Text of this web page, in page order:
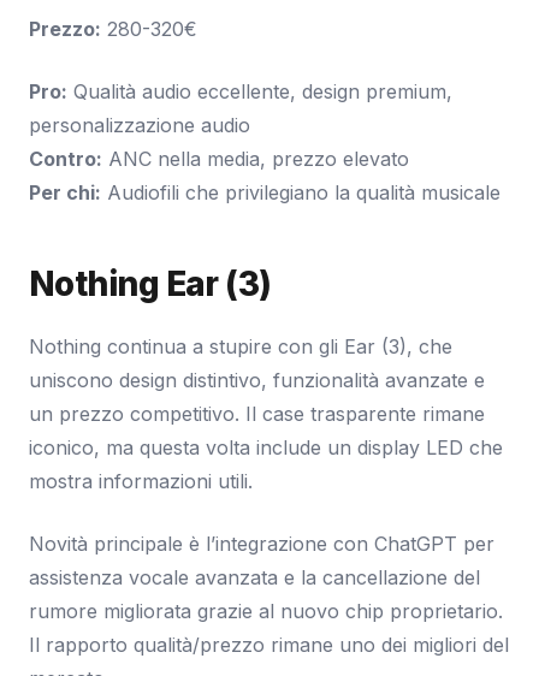
Prezzo: 280-320€
Pro: Qualità audio eccellente, design premium,
personalizzazione audio
Contro: ANC nella media, prezzo elevato
Per chi: Audiofili che privilegiano la qualità musicale
Nothing Ear (3)
Nothing continua a stupire con gli Ear (3), che
uniscono design distintivo, funzionalità avanzate e
un prezzo competitivo. Il case trasparente rimane
iconico, ma questa volta include un display LED che
mostra informazioni utili.
Novità principale è l’integrazione con ChatGPT per
assistenza vocale avanzata e la cancellazione del
rumore migliorata grazie al nuovo chip proprietario.
Il rapporto qualità/prezzo rimane uno dei migliori del